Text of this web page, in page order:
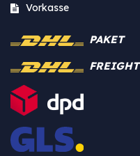
Vorkasse
PAKET
FREIGHT